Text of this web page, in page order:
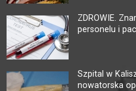
ZDROWIE.
personelu i
Szpital w
nowatorska